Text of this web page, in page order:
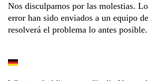
Nos disculpamos por las molestias.
error han sido enviados a un equipo
resolverá el problema lo antes posible.